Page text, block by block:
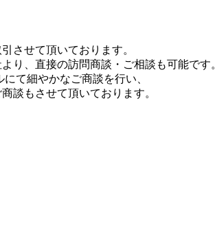
させて頂いております。
より、直接の訪問商談・ご相談も可能です。
て細やかなご商談を行い、
談もさせて頂いております。